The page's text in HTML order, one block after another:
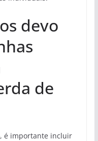
devo
de
é importante incluir